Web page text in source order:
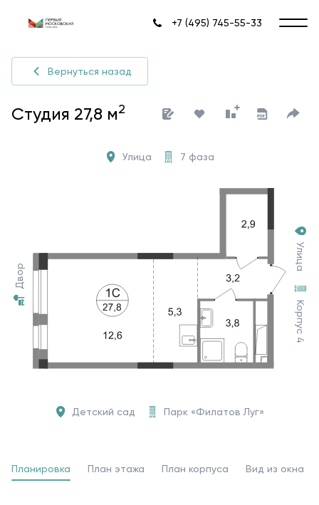
+7 (495) 745-55-33
Вернуться назад
Студия 27,8 м2
Двор
Улица
Корпус 4
Детский сад Парк «Филатов Луг»
Улица 7 фаза
Планировка План этажа План корпуса Вид из окна